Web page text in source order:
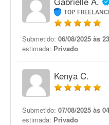
TOP
Submetido: 06/08/2025 às
estimada: Privado
Kenya C.
Submetido: 07/08/2025 às
estimada: Privado